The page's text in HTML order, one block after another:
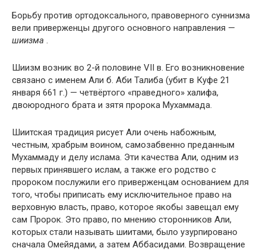
Борьбу против ортодоксального, правоверного суннизма
вели приверженцы другого основного направления —
шиизма .
Шиизм возник во 2-й половине VII в. Его возникновение
связано с именем Али б. Аби Талиба (убит в Куфе 21
января 661 г.) — четвёртого «праведного» халифа,
двоюродного брата и зятя пророка Мухаммада.
Шиитская традиция рисует Али очень набожным,
честным, храбрым воином, самозабвенно преданным
Мухаммаду и делу ислама. Эти качества Али, одним из
первых принявшего ислам, а также его родство с
пророком послужили его приверженцам основанием для
того, чтобы приписать ему исключительное право на
верховную власть, право, которое якобы завещал ему
сам Пророк. Это право, по мнению сторонников Али,
которых стали называть шиитами, было узурпировано
сначала Омейядами, а затем Аббасидами. Возвращение